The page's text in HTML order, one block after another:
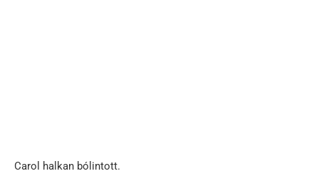
Carol halkan bólintott.